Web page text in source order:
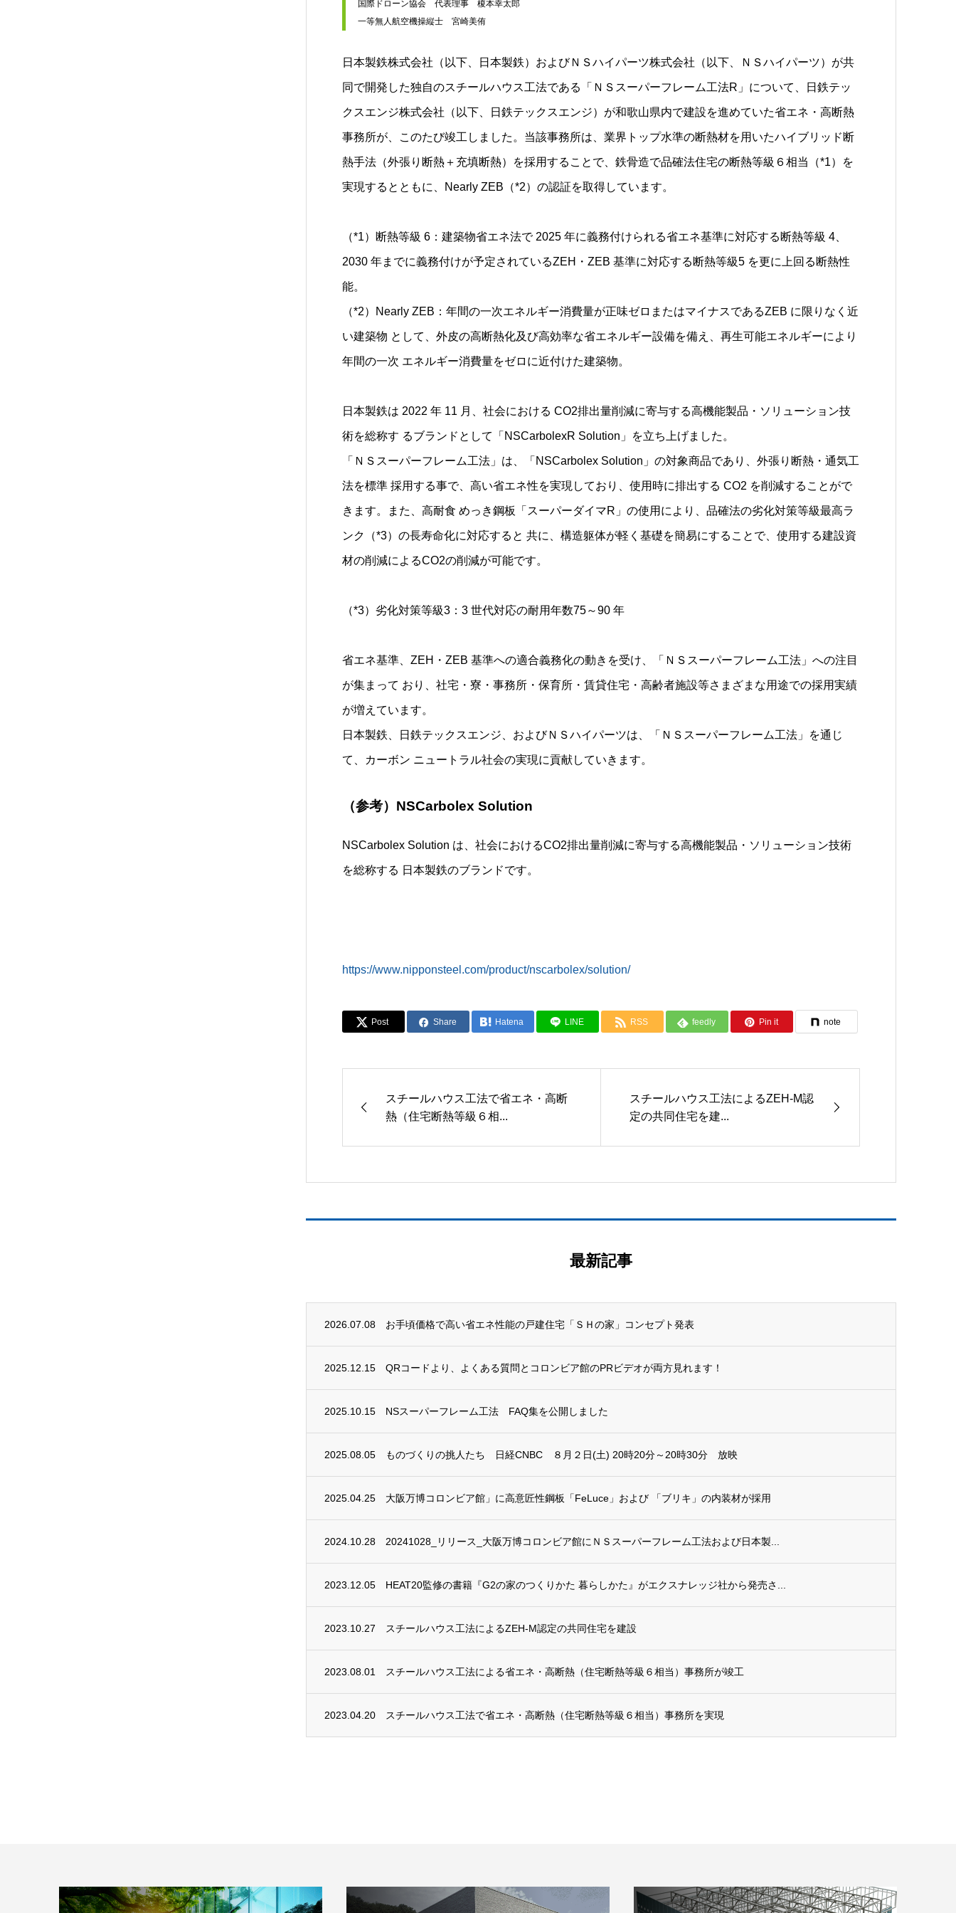
国際ドローン協会　代表理事　榎本幸太郎
一等無人航空機操縦士　宮崎美侑
日本製鉄株式会社（以下、日本製鉄）およびＮＳハイパーツ株式会社（以下、ＮＳハイパーツ）が共
同で開発した独自のスチールハウス工法である「ＮＳスーパーフレーム工法R」について、日鉄テッ
クスエンジ株式会社（以下、日鉄テックスエンジ）が和歌山県内で建設を進めていた省エネ・高断熱
事務所が、このたび竣工しました。当該事務所は、業界トップ水準の断熱材を用いたハイブリッド断
熱手法（外張り断熱＋充填断熱）を採用することで、鉄骨造で品確法住宅の断熱等級６相当（*1）を
実現するとともに、Nearly ZEB（*2）の認証を取得しています。
（*1）断熱等級 6：建築物省エネ法で 2025 年に義務付けられる省エネ基準に対応する断熱等級 4、
2030 年までに義務付けが予定されているZEH・ZEB 基準に対応する断熱等級5 を更に上回る断熱性
能。
（*2）Nearly ZEB：年間の一次エネルギー消費量が正味ゼロまたはマイナスであるZEB に限りなく近
い建築物 として、外皮の高断熱化及び高効率な省エネルギー設備を備え、再生可能エネルギーにより
年間の一次 エネルギー消費量をゼロに近付けた建築物。
日本製鉄は 2022 年 11 月、社会における CO2排出量削減に寄与する高機能製品・ソリューション技
術を総称す るブランドとして「NSCarbolexR Solution」を立ち上げました。
「ＮＳスーパーフレーム工法」は、「NSCarbolex Solution」の対象商品であり、外張り断熱・通気工
法を標準 採用する事で、高い省エネ性を実現しており、使用時に排出する CO2 を削減することがで
きます。また、高耐食 めっき鋼板「スーパーダイマR」の使用により、品確法の劣化対策等級最高ラ
ンク（*3）の長寿命化に対応すると 共に、構造躯体が軽く基礎を簡易にすることで、使用する建設資
材の削減によるCO2の削減が可能です。
（*3）劣化対策等級3：3 世代対応の耐用年数75～90 年
省エネ基準、ZEH・ZEB 基準への適合義務化の動きを受け、「ＮＳスーパーフレーム工法」への注目
が集まって おり、社宅・寮・事務所・保育所・賃貸住宅・高齢者施設等さまざまな用途での採用実績
が増えています。
日本製鉄、日鉄テックスエンジ、およびＮＳハイパーツは、「ＮＳスーパーフレーム工法」を通じ
て、カーボン ニュートラル社会の実現に貢献していきます。
（参考）NSCarbolex Solution
NSCarbolex Solution は、社会におけるCO2排出量削減に寄与する高機能製品・ソリューション技術
を総称する 日本製鉄のブランドです。
https://www.nipponsteel.com/product/nscarbolex/solution/
Post Share Hatena LINE RSS feedly Pin it note
スチールハウス工法で省エネ・高断
熱（住宅断熱等級６相...
スチールハウス工法によるZEH-M認
定の共同住宅を建...
最新記事
2026.07.08 お手頃価格で高い省エネ性能の戸建住宅「ＳＨの家」コンセプト発表
2025.12.15 QRコードより、よくある質問とコロンビア館のPRビデオが両方見れます！
2025.10.15 NSスーパーフレーム工法 FAQ集を公開しました
2025.08.05 ものづくりの挑人たち 日経CNBC ８月２日(土) 20時20分～20時30分 放映
2025.04.25 大阪万博コロンビア館」に高意匠性鋼板「FeLuce」および 「ブリキ」の内装材が採用
2024.10.28 20241028_リリース_大阪万博コロンビア館にＮＳスーパーフレーム工法および日本製...
2023.12.05 HEAT20監修の書籍『G2の家のつくりかた 暮らしかた』がエクスナレッジ社から発売さ...
2023.10.27 スチールハウス工法によるZEH-M認定の共同住宅を建設
2023.08.01 スチールハウス工法による省エネ・高断熱（住宅断熱等級６相当）事務所が竣工
2023.04.20 スチールハウス工法で省エネ・高断熱（住宅断熱等級６相当）事務所を実現